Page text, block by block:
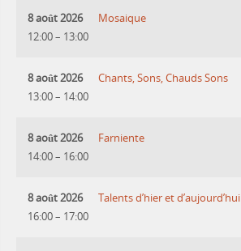
8 août 2026
12:00– 13:00
Mosaique
8 août 2026
13:00– 14:00
Chants, Sons, Chauds Sons
8 août 2026
14:00– 16:00
Farniente
8 août 2026
16:00– 17:00
Talents d’hier et d’aujourd’hui